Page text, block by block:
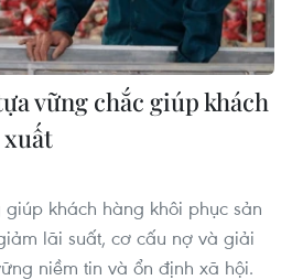
vững chắc giúp khách
xuất
khách hàng khôi phục sản
lãi suất, cơ cấu nợ và giải
niềm tin và ổn định xã hội.